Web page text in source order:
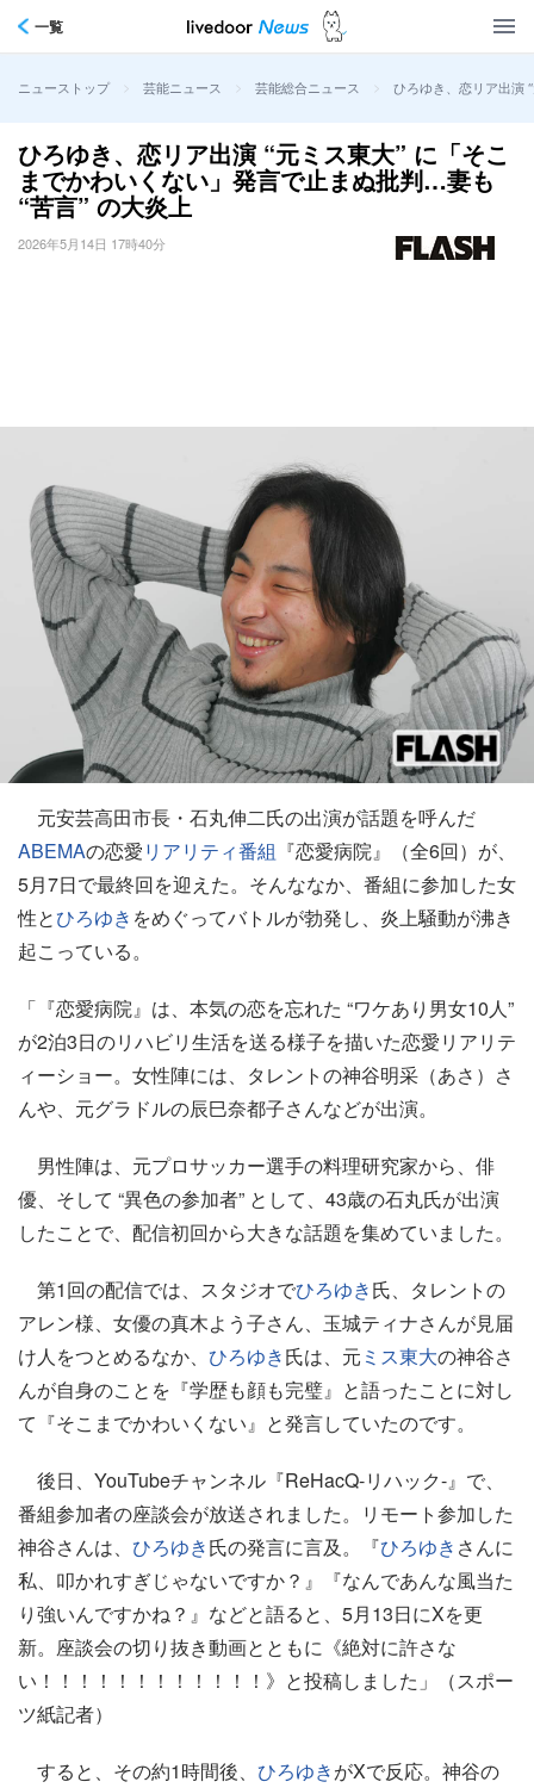
一覧
ニューストップ > 芸能ニュース > 芸能総合ニュース > ひろゆき、恋リア出演
ひろゆき、恋リア出演 “元ミス東大” に「そこ
までかわいくない」発言で止まぬ批判…妻も
“苦言” の大炎上
2026年5月14日 17時40分
元安芸高田市長・石丸伸二氏の出演が話題を呼んだ
ABEMAの恋愛リアリティ番組 『恋愛病院』（全6回）が、
5月7日で最終回を迎えた。そんななか、番組に参加した女
性とひろゆき をめぐってバトルが勃発し、炎上騒動が沸き
起こっている。
「『恋愛病院』は、本気の恋を忘れた “ワケあり男女10人”
が2泊3日のリハビリ生活を送る様子を描いた恋愛リアリテ
ィーショー。女性陣には、タレントの神谷明采（あさ）さ
んや、元グラドルの辰巳奈都子さんなどが出演。
男性陣は、元プロサッカー選手の料理研究家から、俳
優、そして “異色の参加者” として、43歳の石丸氏が出演
したことで、配信初回から大きな話題を集めていました。
第1回の配信では、スタジオでひろゆき氏、タレントの
アレン様、女優の真木よう子さん、玉城ティナさんが見届
け人をつとめるなか、 ひろゆき氏は、元 ミス東大の神谷さ
んが自身のことを『学歴も顔も完璧』と語ったことに対し
て『そこまでかわいくない』と発言していたのです。
後日、YouTubeチャンネル『ReHacQ-リハック-』で、
番組参加者の座談会が放送されました。リモート参加した
神谷さんは、 ひろゆき氏の発言に言及。『ひろゆき さんに
私、叩かれすぎじゃないですか？』『なんであんな風当た
り強いんですかね？』などと語ると、5月13日にXを更
新。座談会の切り抜き動画とともに《絶対に許さな
い！！！！！！！！！！！！》と投稿しました」（スポー
ツ紙記者）
すると、その約1時間後、 ひろゆきがXで反応。神谷の